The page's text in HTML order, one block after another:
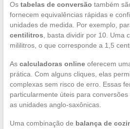
Os tabelas de conversão também
fornecem equivalências rápidas e
unidades de medida. Por exemplo,
centilitros, basta dividir por 10. Uma
mililitros, o que corresponde a 1,5
As calculadoras onlineoferecem
prática. Com alguns cliques, elas
complexas sem risco de erro. Essas
particularmente úteis para
as unidades anglo-saxônicas.
Uma combinação de balança de